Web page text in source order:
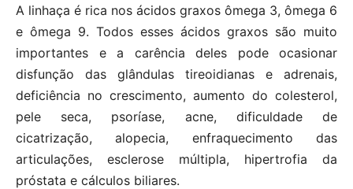
A linhaça é rica nos ácidos graxos ômega 3, ômega 6
e ômega 9. Todos esses ácidos graxos são muito
importantes e a carência deles pode ocasionar
disfunção das glândulas tireoidianas e adrenais,
deficiência no crescimento, aumento do colesterol,
pele seca, psoríase, acne, dificuldade de
cicatrização, alopecia, enfraquecimento das
articulações, esclerose múltipla, hipertrofia da
próstata e cálculos biliares.